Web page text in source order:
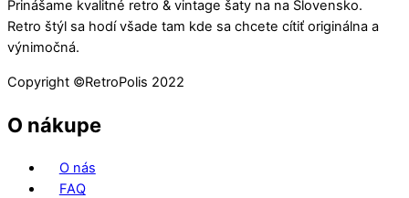
Prinášame kvalitné retro & vintage šaty na na Slovensko.
Retro štýl sa hodí všade tam kde sa chcete cítiť originálna a
výnimočná.
Copyright ©️RetroPolis 2022
O nákupe
O nás
FAQ